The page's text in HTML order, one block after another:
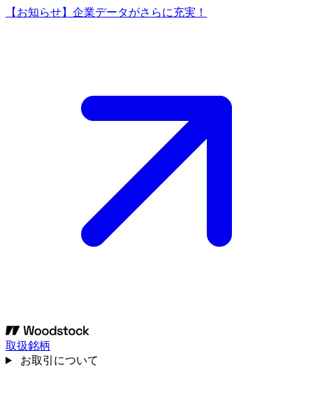
【お知らせ】企業データがさらに充実！
取扱銘柄
お取引について